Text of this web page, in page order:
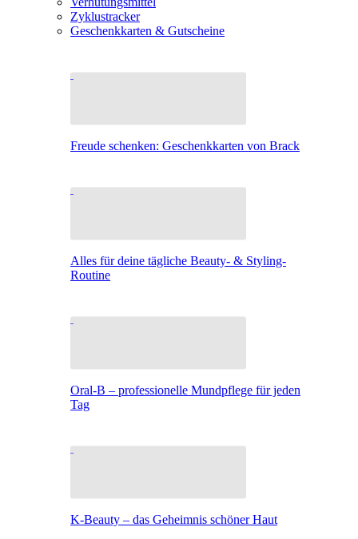
Zyklustracker
Geschenkkarten & Gutscheine
Freude schenken: Geschenkkarten von Brack
Alles für deine tägliche Beauty- & Styling-
Routine
Oral-B – professionelle Mundpflege für jeden
Tag
K-Beauty – das Geheimnis schöner Haut